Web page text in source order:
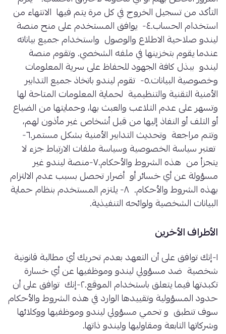
التأكد من تسجيل الخروج في كل مرة يتم فيها الانتهاء من
استخدام الحساب.٤- يوافق المستخدم على منح منصة
ليندو صلاحية الاطلاع والوصول واستخدام جميع بياناته
عندما يقوم بتخزينها في ملفه الشخصي. وتقوم منصة
ليندو ببذل كافة الجهود للحفاظ على سرية المعلومات
وخصوصية البيانات.٥- تقوم ليندو باتخاذ جميع التدابير
الأمنية التقنية والتنظيمية لحماية المعلومات المتاحة لها
وتسهر على عدم التلاعب والعبث بها، وحمايتها من الضياع
أو التلف أو النفاذ إليها من قبل أشخاص غير مأذون لهم،
وتتم مراجعة وتحديث التدابير الأمنية بشكل مستمر.٦-
تعتبر سياسة الخصوصية وسياسة ملفات الارتباط جزء لا
يتجزأ من هذه الشروط والأحكام.٧-منصة ليندو غير
مسؤولة عن أي خسائر أو أضرار تحصل بسبب عدم الالتزام
بهذه الشروط والأحكام. ٨- يلتزم المستخدم بنظام حماية
البيانات الشخصية ولوائحه التنفيذية.
الأطراف الأخرين
١-إنك توافق على أن التعهد بعدم تحريك أي مطالبة قانونية
شخصية ضد مسؤولي ليندو وموظفيها عن أي خسارة
تكبدتها فيما يتعلق باستخدام الموقع.٢-إنك توافق على أن
حدود المسؤولية وتقييدها الوارد في هذه الشروط والأحكام
سوف تنطبق و تحمي مسؤولي ليندو وموظفيها ووكلائها
وشركاتها التابعة ومقاوليها وليندو ذاتها.